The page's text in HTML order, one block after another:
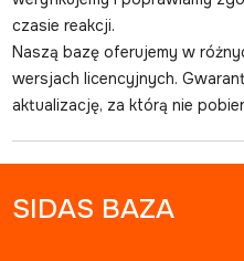
czasie reakcji.
Naszą bazę oferujemy w
wersjach licencyjnych.
aktualizację, za którą nie
SIDAS BAZA